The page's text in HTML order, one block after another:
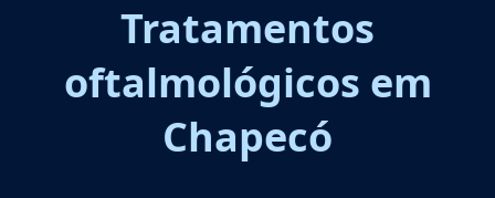
Tratamentos
oftalmológicos em
Chapecó